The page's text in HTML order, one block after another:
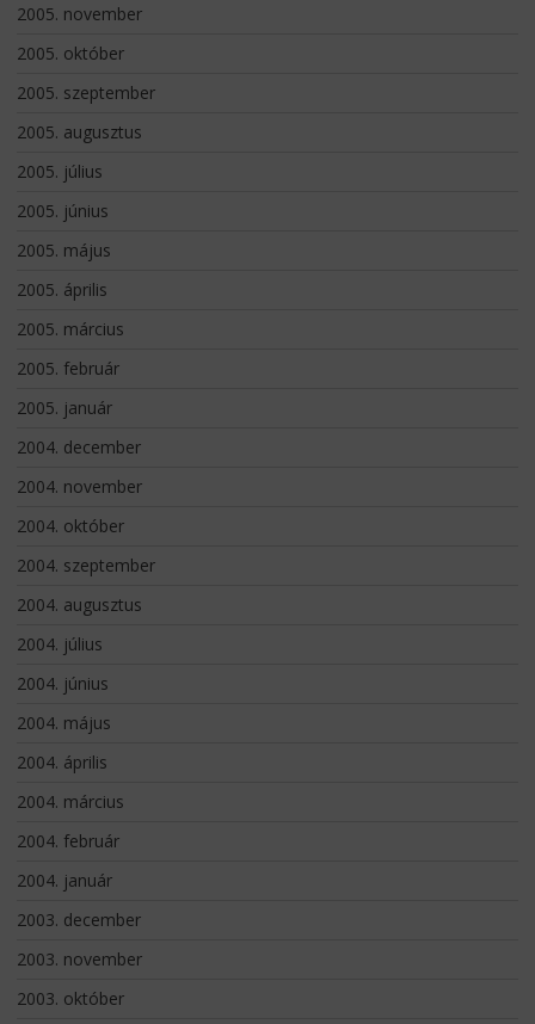
2005. november
2005. október
2005. szeptember
2005. augusztus
2005. július
2005. június
2005. május
2005. április
2005. március
2005. február
2005. január
2004. december
2004. november
2004. október
2004. szeptember
2004. augusztus
2004. július
2004. június
2004. május
2004. április
2004. március
2004. február
2004. január
2003. december
2003. november
2003. október